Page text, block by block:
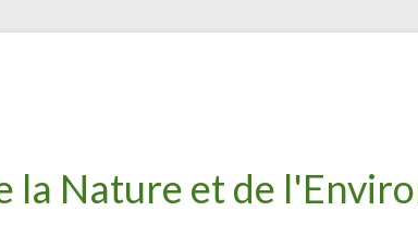
la Nature et de